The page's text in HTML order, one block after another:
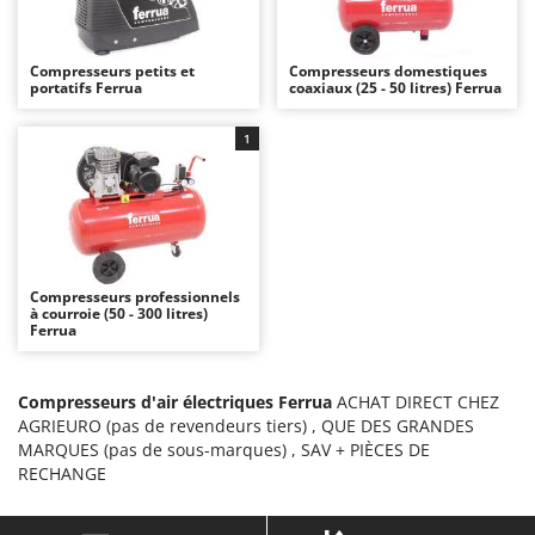
Autolaveuses
Autres produits
Bancs de scie pour le bois - Scies à bûches
Barbecues
Bennes pour tracteur
Brosses pour sols extérieurs
Brouettes à moteur
Broyeurs à axe horizontal pour tracteur
Butteurs pour tracteur
C
Chargeurs de batterie - Démarreurs
Charrues pour tracteur
Ambrogio Robot
Annovi Reverberi
ANTHBOT
Arco
Ardes
Argo
Ariete
Artus
Attila
Awelco
B
Baesso
Bahco
Compresseurs petits et
portatifs Ferrua
Compresseurs domestiques
coaxiaux (25 - 50 litres) Ferrua
Compresseurs professionnels
à courroie (50 - 300 litres)
Ferrua
1
Compresseurs d'air électriques Ferrua ACHAT DIRECT CHEZ
AGRIEURO (pas de revendeurs tiers) , QUE DES GRANDES
MARQUES (pas de sous-marques) , SAV + PIÈCES DE
RECHANGE